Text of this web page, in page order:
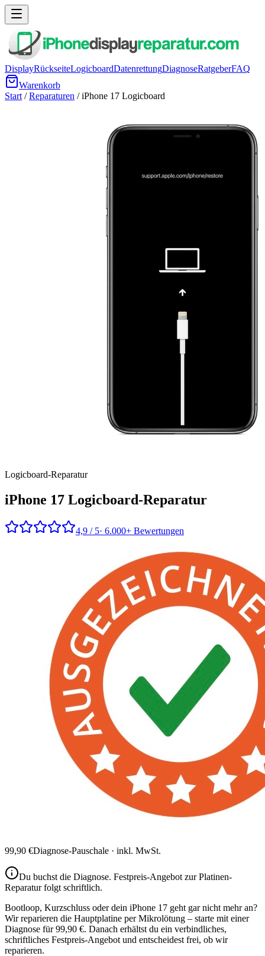
DisplayRückseiteLogicboardDatenrettungDiagnoseRatgeberFAQ
Warenkorb
Start /Reparaturen /iPhone 17 Logicboard
Logicboard-Reparatur
iPhone 17 Logicboard-Reparatur
4,9 / 5· 6.000+ Bewertungen
99,90 €Diagnose-Pauschale · inkl. MwSt.
Du buchst die Diagnose. Festpreis-Angebot zur Platinen-
Reparaturfolgt schriftlich.
Bootloop, Kurzschluss oder dein iPhone 17 geht gar nicht mehr an?
Wir reparieren die Hauptplatine per Mikrolötung – starte mit einer
Diagnose für 99,90 €. Danach erhältst du ein verbindliches,
schriftliches Festpreis-Angebot und entscheidest frei, ob wir
reparieren.